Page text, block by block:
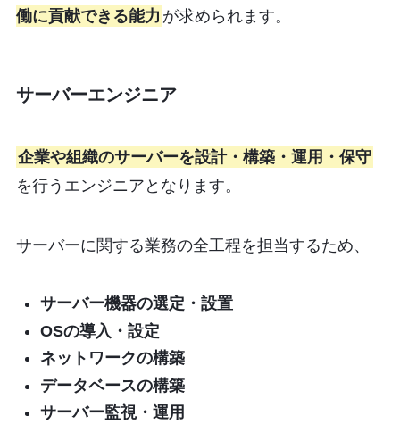
働に貢献できる能力 が求められます。
サーバーエンジニア
企業や組織のサーバーを設計・構築・運用・保守
を行うエンジニアとなります。
サーバーに関する業務の全工程を担当するため、
サーバー機器の選定・設置
OSの導入・設定
ネットワークの構築
データベースの構築
サーバー監視・運用